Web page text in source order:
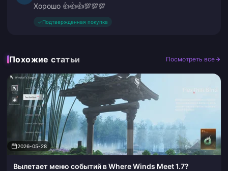
Хорошо 👍👍👍💯💯💯
✓Подтвержденная покупка
Похожие статьи Посмотреть все
2026-05-28
Вылетает меню событий в Where Winds Meet 1.7?